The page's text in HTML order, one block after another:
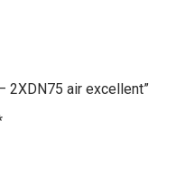
2XDN75 air excellent”